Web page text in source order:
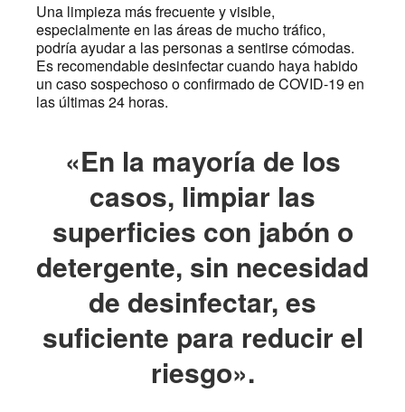
Una limpieza más frecuente y visible,
especialmente en las áreas de mucho tráfico,
podría ayudar a las personas a sentirse cómodas.
Es recomendable desinfectar cuando haya habido
un caso sospechoso o confirmado de COVID-19 en
las últimas 24 horas.
«En la mayoría de los
casos, limpiar las
superficies con jabón o
detergente, sin necesidad
de desinfectar, es
suficiente para reducir el
riesgo».